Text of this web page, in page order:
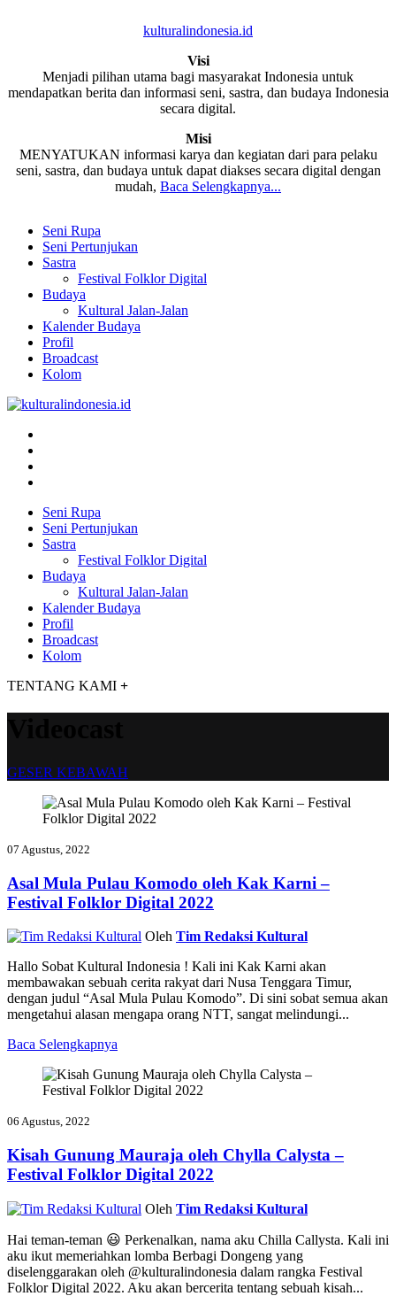
kulturalindonesia.id
Visi
Menjadi pilihan utama bagi masyarakat Indonesia untuk
mendapatkan berita dan informasi seni, sastra, dan budaya Indonesia
secara digital.
Misi
MENYATUKAN informasi karya dan kegiatan dari para pelaku
seni, sastra, dan budaya untuk dapat diakses secara digital dengan
mudah, Baca Selengkapnya...
Seni Rupa
Seni Pertunjukan
Sastra
Festival Folklor Digital
Budaya
Kultural Jalan-Jalan
Kalender Budaya
Profil
Broadcast
Kolom
Seni Rupa
Seni Pertunjukan
Sastra
Festival Folklor Digital
Budaya
Kultural Jalan-Jalan
Kalender Budaya
Profil
Broadcast
Kolom
TENTANG KAMI +
GESER KEBAWAH
07 Agustus, 2022
Asal Mula Pulau Komodo oleh Kak Karni –
Festival Folklor Digital 2022
Oleh Tim Redaksi Kultural
Hallo Sobat Kultural Indonesia ! Kali ini Kak Karni akan
membawakan sebuah cerita rakyat dari Nusa Tenggara Timur,
dengan judul “Asal Mula Pulau Komodo”. Di sini sobat semua akan
mengetahui alasan mengapa orang NTT, sangat melindungi...
Baca Selengkapnya
06 Agustus, 2022
Kisah Gunung Mauraja oleh Chylla Calysta –
Festival Folklor Digital 2022
Oleh Tim Redaksi Kultural
Hai teman-teman 😃 Perkenalkan, nama aku Chilla Callysta. Kali ini
aku ikut memeriahkan lomba Berbagi Dongeng yang
diselenggarakan oleh @kulturalindonesia dalam rangka Festival
Folklor Digital 2022. Aku akan bercerita tentang sebuah kisah...